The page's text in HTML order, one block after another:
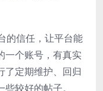
的信任，让平台能
一个账号，有真实
了定期维护、回归
较好的帖子。